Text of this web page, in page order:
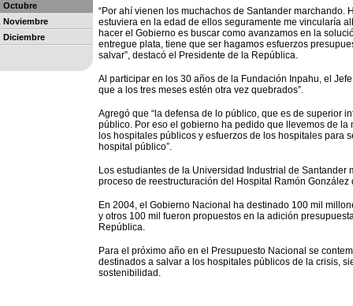
Octubre
Noviembre
Diciembre
“Por ahí vienen los muchachos de Santander marchando.
estuviera en la edad de ellos seguramente me vincularía
hacer el Gobierno es buscar como avanzamos en la
entregue plata, tiene que ser hagamos esfuerzos
salvar”, destacó el Presidente de la República.
Al participar en los 30 años de la Fundación Inpahu, el
que a los tres meses estén otra vez quebrados”.
Agregó que “la defensa de lo público, que es de superior
público. Por eso el gobierno ha pedido que llevemos de
los hospitales públicos y esfuerzos de los hospitales para
hospital público”.
Los estudiantes de la Universidad Industrial de
proceso de reestructuración del Hospital Ramón González
En 2004, el Gobierno Nacional ha destinado 100 mil
y otros 100 mil fueron propuestos en la adición
República.
Para el próximo año en el Presupuesto Nacional se
destinados a salvar a los hospitales públicos de la crisis,
sostenibilidad.